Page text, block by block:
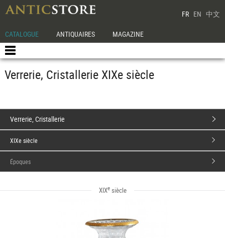
FR EN 中文
CATALOGUE ANTIQUAIRES MAGAZINE
Verrerie, Cristallerie XIXe siècle
Verrerie, Cristallerie
XIXe siècle
Époques
XIXesiècle